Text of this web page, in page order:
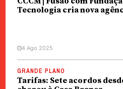
Tecnologia cria nova
4 Ago 2025
GRANDE PLANO
Tarifas: Sete acordos